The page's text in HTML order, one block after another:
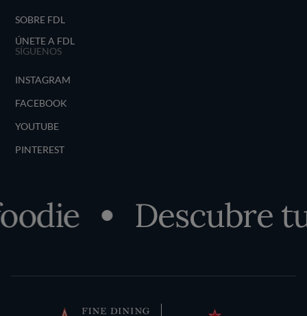
SOBRE FDL
ÚNETE A FDL
SÍGUENOS
INSTAGRAM
FACEBOOK
YOUTUBE
PINTEREST
Descubre tu